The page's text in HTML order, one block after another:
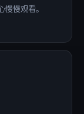
慢观看。